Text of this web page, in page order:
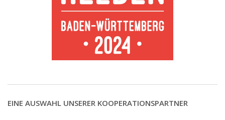
EINE AUSWAHL UNSERER KOOPERATIONSPARTNER